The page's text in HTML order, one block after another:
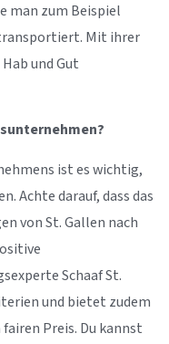
man zum Beispiel
Mit ihrer
und Gut
ist es wichtig,
Achte darauf, dass das
von St. Gallen nach
Schaaf St.
und bietet zudem
Preis. Du kannst